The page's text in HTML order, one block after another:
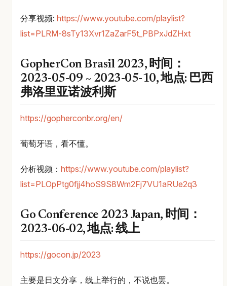
分享视频: https://www.youtube.com/playlist?
list=PLRM-8sTy13Xvr1ZaZarF5t_PBPxJdZHxt
GopherCon Brasil 2023, 时间：
2023-05-09 ~ 2023-05-10, 地点: 巴西
弗洛里亚诺波利斯
https://gopherconbr.org/en/
葡萄牙语，看不懂。
分析视频： https://www.youtube.com/playlist?
list=PLOpPtg0fjj4hoS9S8Wm2Fj7VU1aRUe2q3
Go Conference 2023 Japan, 时间：
2023-06-02, 地点: 线上
https://gocon.jp/2023
主要是日文分享，线上举行的，不说也罢。